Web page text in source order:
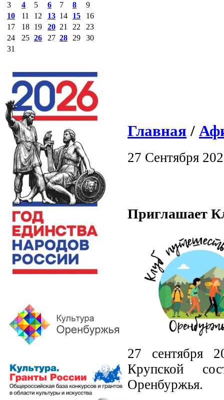
3
4 5 6 7 8
9
10
11 12 13 14 15
16
17
18 19 20 21 22
23
24
25 26 27 28 29
30
31
Главная /
27 Сентября
Приглашает
27 сентября
Крупской
Оренбуржья.